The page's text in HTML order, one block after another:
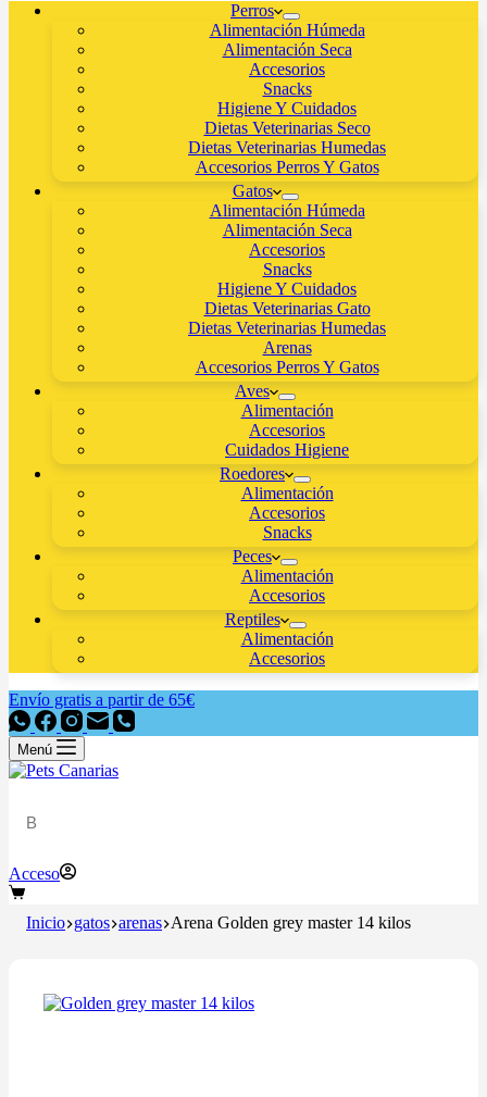
Perros
Alimentación Húmeda
Alimentación Seca
Accesorios
Snacks
Higiene Y Cuidados
Dietas Veterinarias Seco
Dietas Veterinarias Humedas
Accesorios Perros Y Gatos
Gatos
Alimentación Húmeda
Alimentación Seca
Accesorios
Snacks
Higiene Y Cuidados
Dietas Veterinarias Gato
Dietas Veterinarias Humedas
Arenas
Accesorios Perros Y Gatos
Aves
Alimentación
Accesorios
Cuidados Higiene
Roedores
Alimentación
Accesorios
Snacks
Peces
Alimentación
Accesorios
Reptiles
Alimentación
Accesorios
Envío gratis a partir de 65€
Menú
Acceso
Inicio gatos arenas Arena Golden grey master 14 kilos